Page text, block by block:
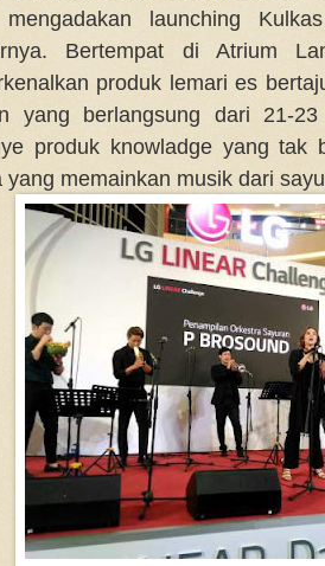
launching
Bertempat di Atrium
produk lemari es
yang berlangsung dari 21-
produk knowladge yang tak
yang memainkan musik dari